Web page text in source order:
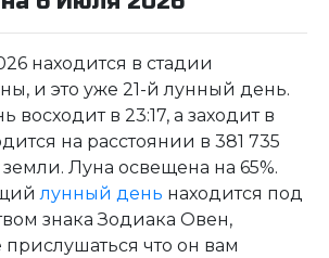
находится в стадии
и это уже 21-й лунный день.
восходит в 23:17, а заходит в
на расстоянии в 381 735
Луна освещена на 65%.
лунный день находится под
знака Зодиака Овен,
что он вам